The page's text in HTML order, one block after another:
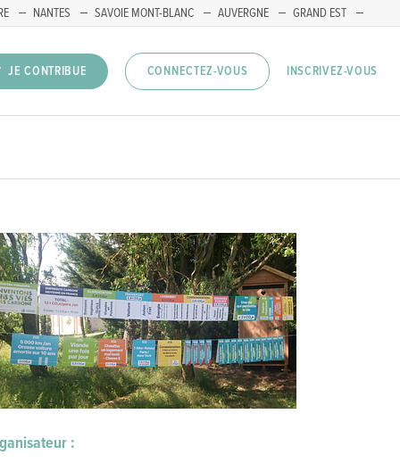
NANTES SAVOIE MONT-BLANC AUVERGNE
GRAND EST
JE CONTRIBUE CONNECTEZ-VOUS INSCRIVEZ-VOUS
: